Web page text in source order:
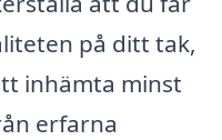
på ditt tak,
inhämta minst
erfarna